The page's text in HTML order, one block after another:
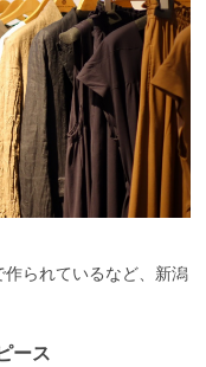
作られているなど、新潟
ース